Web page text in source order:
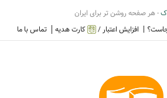
- هر صفحه روشن تر برای ایران
افزایش اعتبار / کارت هدیه تماس با ما